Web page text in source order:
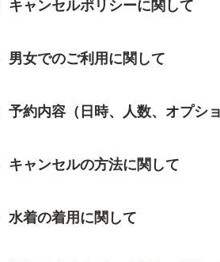
キャンセルポリシーに関して
男女でのご利用に関して
予約内容（日時、人数、オプシ
キャンセルの方法に関して
水着の着用に関して